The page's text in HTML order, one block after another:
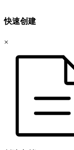
快速创建
×